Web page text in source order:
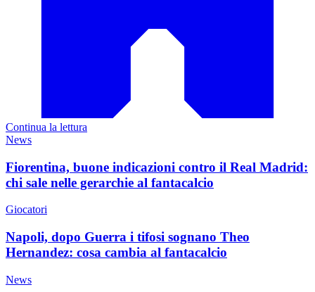
Continua la lettura
News
Fiorentina, buone indicazioni contro il Real Madrid:
chi sale nelle gerarchie al fantacalcio
Giocatori
Napoli, dopo Guerra i tifosi sognano Theo
Hernandez: cosa cambia al fantacalcio
News